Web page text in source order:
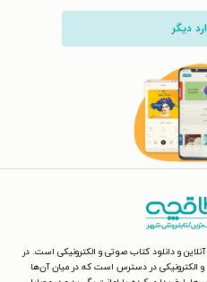
دیگر
و دانلود کتاب صوتی و الکترونیکی است. در
الکترونیکی در دسترس است که در میان آن‌ها